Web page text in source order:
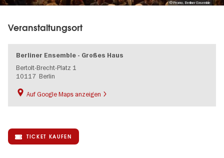
© Promo, Berliner Ensemble
Veranstaltungsort
Berliner Ensemble - Großes Haus
Bertolt-Brecht-Platz 1
10117 Berlin
Auf Google Maps anzeigen
TICKET KAUFEN